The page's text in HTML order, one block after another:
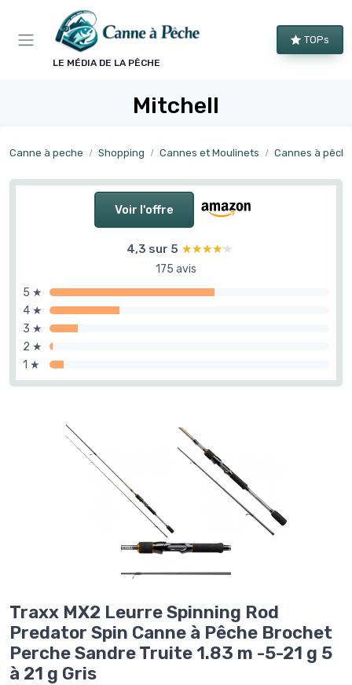
LE MÉDIA DE LA PÊCHE
TOPs
Mitchell
Canne à peche Shopping Cannes et Moulinets Cannes à
Voir l'offre
4,3 sur 5 ★★★★★
★★★★★
175 avis
5 ★
4 ★
3 ★
2 ★
1 ★
Traxx MX2 Leurre Spinning Rod
Predator Spin Canne à Pêche Brochet
Perche Sandre Truite 1.83 m -5-21 g 5
à 21 g Gris
Panneau de gestion des cookies